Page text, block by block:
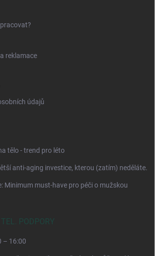
reklamace
údajů
tělo - trend pro léto
anti-aging investice, kterou (zatím) neděláte.
Minimum must-have pro péči o mužskou
PODPORY
– 16:00